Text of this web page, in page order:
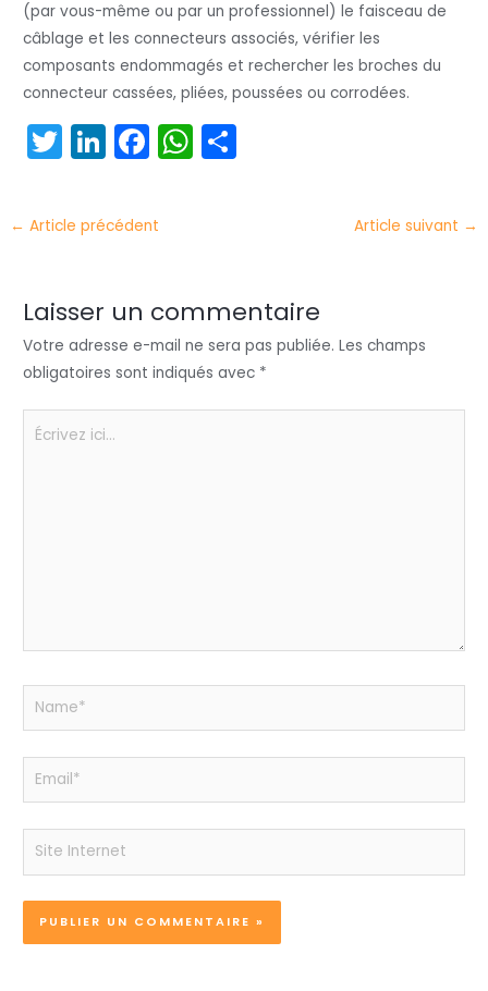
(par vous-même ou par un professionnel) le faisceau de
câblage et les connecteurs associés, vérifier les
composants endommagés et rechercher les broches du
connecteur cassées, pliées, poussées ou corrodées.
T
w
itt
er
Li
n
k
e
n
F
a
c
e
o
o
k
W
h
p
p
er
← Article précédent Article suivant →
Laisser un commentaire
Votre adresse e-mail ne sera pas publiée. Les champs
obligatoires sont indiqués avec *
Écrivez
Name*
Email*
Site